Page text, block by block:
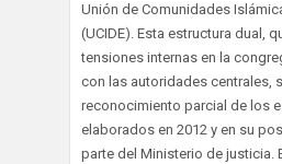
Unión de Comunidades
(UCIDE). Esta estructura dual,
tensiones internas en la
con las autoridades centrales,
reconocimiento parcial de los
elaborados en 2012 y en su
parte del Ministerio de justicia.